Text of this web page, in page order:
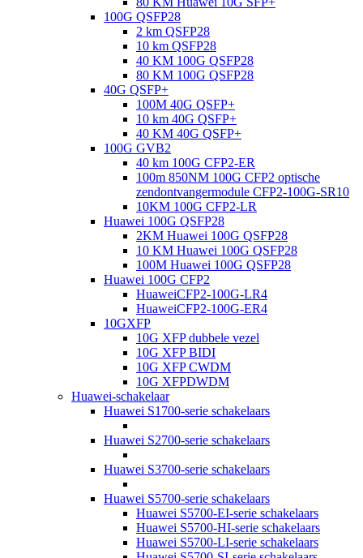
100G QSFP28
2 km QSFP28
10 km QSFP28
40 KM 100G QSFP28
80 KM 100G QSFP28
40G QSFP+
100M 40G QSFP+
10 km 40G QSFP+
40 KM 40G QSFP+
100G GVB2
40 km 100G CFP2-ER
100m 850NM 100G CFP2 optische
zendontvangermodule CFP2-100G-SR10
10KM 100G CFP2-LR
Huawei 100G QSFP28
2KM Huawei 100G QSFP28
10 KM Huawei 100G QSFP28
100M Huawei 100G QSFP28
Huawei 100G CFP2
HuaweiCFP2-100G-LR4
HuaweiCFP2-100G-ER4
10GXFP
10G XFP dubbele vezel
10G XFP BIDI
10G XFP CWDM
10G XFPDWDM
Huawei-schakelaar
Huawei S1700-serie schakelaars
Huawei S2700-serie schakelaars
Huawei S3700-serie schakelaars
Huawei S5700-serie schakelaars
Huawei S5700-EI-serie schakelaars
Huawei S5700-HI-serie schakelaars
Huawei S5700-LI-serie schakelaars